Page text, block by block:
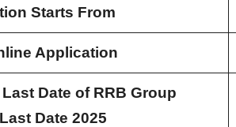
Starts From
Application
Date of RRB Group
Date 2025